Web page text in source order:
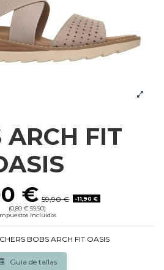
ARCH FIT
€ 59,90 €
-11,90 €
(0,80 € 59.90)
incluidos
BOBS ARCH FIT OASIS
Guia de tallas